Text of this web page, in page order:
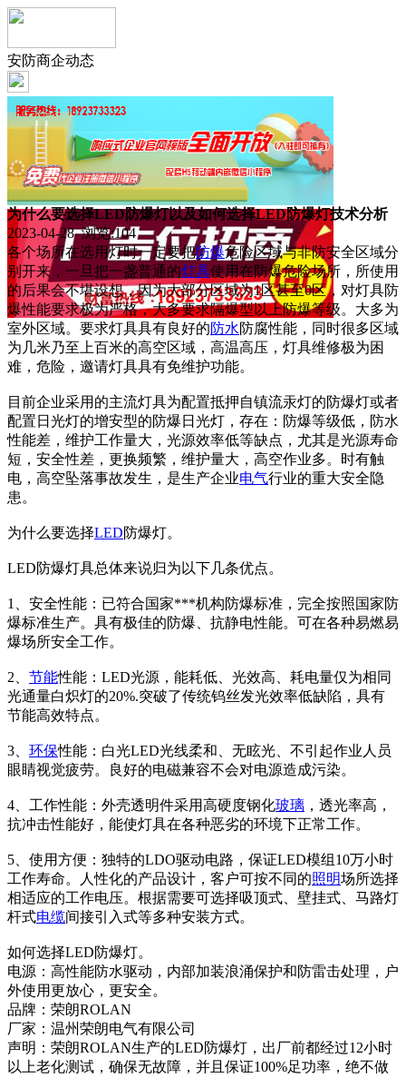
安防商企动态
为什么要选择LED防爆灯以及如何选择LED防爆灯技术分析
2023-04-28 浏览:104
各个场所在选用灯时一定要把防爆危险区域与非防安全区域分
别开来，一旦把一盏普通的灯具使用在防爆危险场所，所使用
的后果会不堪设想，因为大部分区域为1区甚至0区，对灯具防
爆性能要求极为严格，大多要求隔爆型以上防爆等级。大多为
室外区域。要求灯具具有良好的防水防腐性能，同时很多区域
为几米乃至上百米的高空区域，高温高压，灯具维修极为困
难，危险，邀请灯具具有免维护功能。
目前企业采用的主流灯具为配置抵押自镇流汞灯的防爆灯或者
配置日光灯的增安型的防爆日光灯，存在：防爆等级低，防水
性能差，维护工作量大，光源效率低等缺点，尤其是光源寿命
短，安全性差，更换频繁，维护量大，高空作业多。时有触
电，高空坠落事故发生，是生产企业电气行业的重大安全隐
患。
为什么要选择LED防爆灯。
LED防爆灯具总体来说归为以下几条优点。
1、安全性能：已符合国家***机构防爆标准，完全按照国家防
爆标准生产。具有极佳的防爆、抗静电性能。可在各种易燃易
爆场所安全工作。
2、 节能性能：LED光源，能耗低、光效高、耗电量仅为相同
光通量白炽灯的20%.突破了传统钨丝发光效率低缺陷，具有
节能高效特点。
3、 环保性能：白光LED光线柔和、无眩光、不引起作业人员
眼睛视觉疲劳。良好的电磁兼容不会对电源造成污染。
4、工作性能：外壳透明件采用高硬度钢化玻璃 ，透光率高，
抗冲击性能好，能使灯具在各种恶劣的环境下正常工作。
5、使用方便：独特的LDO驱动电路，保证LED模组10万小时
工作寿命。人性化的产品设计，客户可按不同的照明场所选择
相适应的工作电压。根据需要可选择吸顶式、壁挂式、马路灯
杆式电缆间接引入式等多种安装方式。
如何选择LED防爆灯。
电源：高性能防水驱动，内部加装浪涌保护和防雷击处理，户
外使用更放心，更安全。
品牌：荣朗ROLAN
厂家：温州荣朗电气有限公司
声明：荣朗ROLAN生产的LED防爆灯，出厂前都经过12小时
以上老化测试，确保无故障，并且保证100%足功率，绝不做